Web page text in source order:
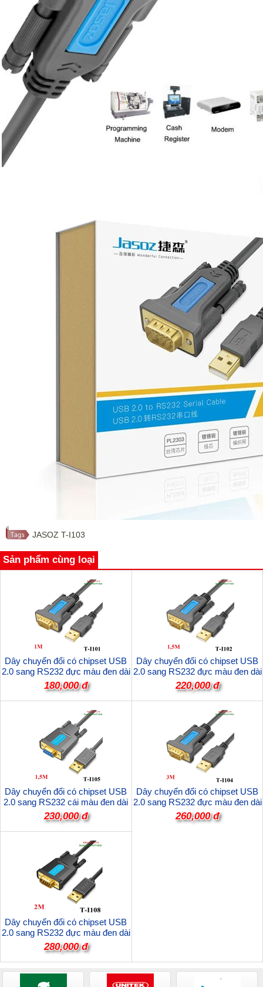
JASOZ T-I103
Sản phẩm cùng loại
Dây chuyển đổi có chipset USB
2.0 sang RS232 đực màu đen dài
1M JASOZ T-I101 cao cấp
180,000 đ
Dây chuyển đổi có chipset USB
2.0 sang RS232 đực màu đen dài
1,5M JASOZ T-I102 cao cấp
220,000 đ
Dây chuyển đổi có chipset USB
2.0 sang RS232 cái màu đen dài
1.5M JASOZ T-I105 cao cấp
230,000 đ
Dây chuyển đổi có chipset USB
2.0 sang RS232 đực màu đen dài
3M JASOZ T-I104 cao cấp
260,000 đ
Dây chuyển đổi có chipset USB
2.0 sang RS232 đực màu đen dài
2M JASOZ T-I108 cao cấp
280,000 đ